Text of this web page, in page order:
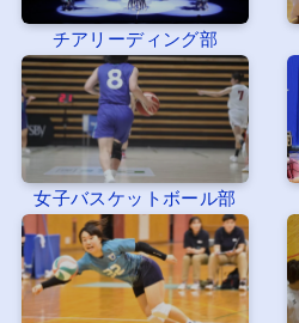
チアリーディング部
女子バスケットボール部